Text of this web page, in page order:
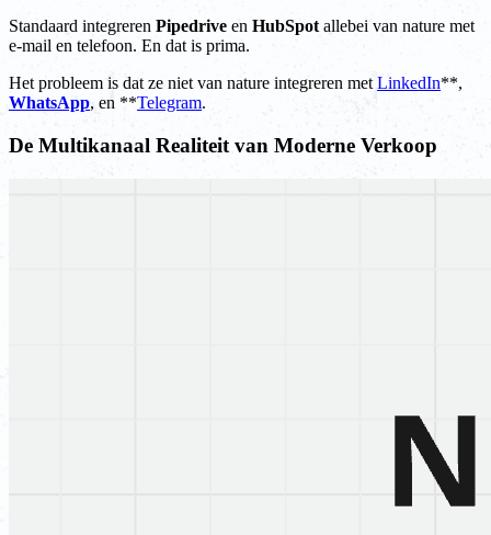
Standaard integreren Pipedrive en HubSpotallebei van nature met
e-mail en telefoon. En dat is prima.
Het probleem is dat ze niet van nature integreren metLinkedIn**,
WhatsApp, en **Telegram.
De Multikanaal Realiteit van Moderne Verkoop